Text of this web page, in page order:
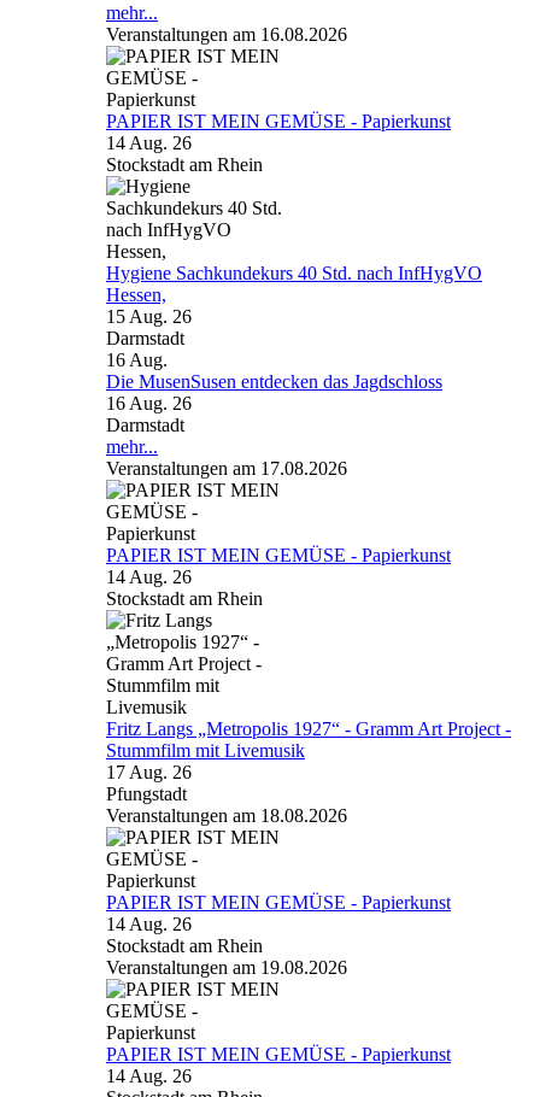
mehr...
Veranstaltungen am 16.08.2026
PAPIER IST MEIN GEMÜSE - Papierkunst
14 Aug. 26
Stockstadt am Rhein
Hygiene Sachkundekurs 40 Std. nach InfHygVO
Hessen,
15 Aug. 26
Darmstadt
16 Aug.
Die MusenSusen entdecken das Jagdschloss
16 Aug. 26
Darmstadt
mehr...
Veranstaltungen am 17.08.2026
PAPIER IST MEIN GEMÜSE - Papierkunst
14 Aug. 26
Stockstadt am Rhein
Fritz Langs „Metropolis 1927“ - Gramm Art Project -
Stummfilm mit Livemusik
17 Aug. 26
Pfungstadt
Veranstaltungen am 18.08.2026
PAPIER IST MEIN GEMÜSE - Papierkunst
14 Aug. 26
Stockstadt am Rhein
Veranstaltungen am 19.08.2026
PAPIER IST MEIN GEMÜSE - Papierkunst
14 Aug. 26